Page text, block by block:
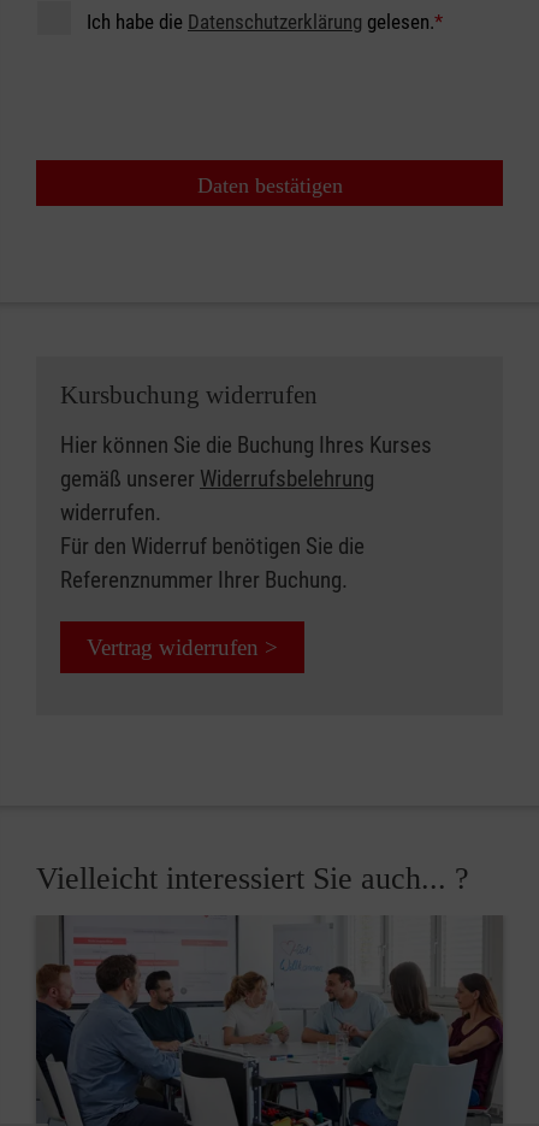
Ich habe die Datenschutzerklärung gelesen.*
Daten bestätigen
Kursbuchung widerrufen
Hier können Sie die Buchung Ihres Kurses
gemäß unserer Widerrufsbelehrung
widerrufen.
Für den Widerruf benötigen Sie die
Referenznummer Ihrer Buchung.
Vertrag widerrufen >
Vielleicht interessiert Sie auch... ?